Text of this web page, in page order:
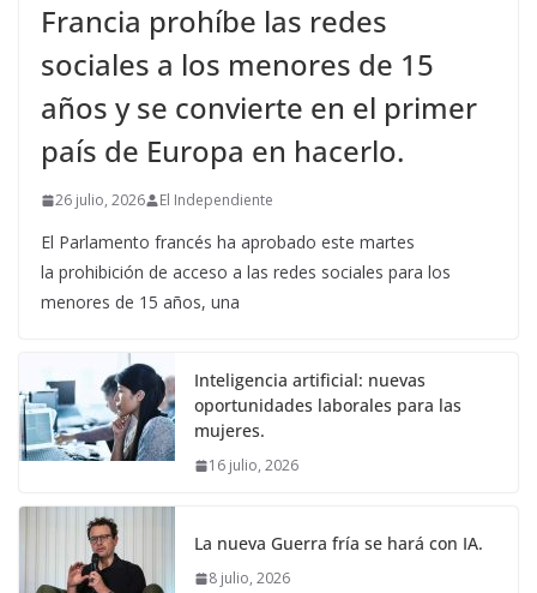
Francia prohíbe las redes
sociales a los menores de 15
años y se convierte en el primer
país de Europa en hacerlo.
26 julio, 2026 El Independiente
El Parlamento francés ha aprobado este martes
la prohibición de acceso a las redes sociales para los
menores de 15 años, una
Inteligencia artificial: nuevas
oportunidades laborales para las
mujeres.
16 julio, 2026
La nueva Guerra fría se hará con IA.
8 julio, 2026